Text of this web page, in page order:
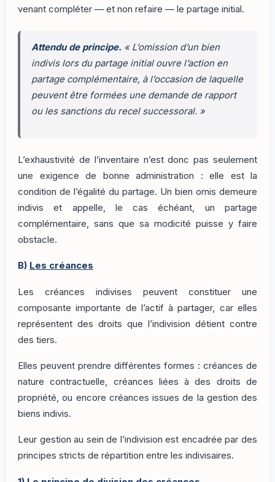
venant compléter — et non refaire — le partage initial.
Attendu de principe. « L’omission d’un bien
indivis lors du partage initial ouvre l’action en
partage complémentaire, à l’occasion de laquelle
peuvent être formées une demande de rapport
ou les sanctions du recel successoral. »
L’exhaustivité de l’inventaire n’est donc pas seulement
une exigence de bonne administration : elle est la
condition de l’égalité du partage. Un bien omis demeure
indivis et appelle, le cas échéant, un partage
complémentaire, sans que sa modicité puisse y faire
obstacle.
B) Les créances
Les créances indivises peuvent constituer une
composante importante de l’actif à partager, car elles
représentent des droits que l’indivision détient contre
des tiers.
Elles peuvent prendre différentes formes : créances de
nature contractuelle, créances liées à des droits de
propriété, ou encore créances issues de la gestion des
biens indivis.
Leur gestion au sein de l’indivision est encadrée par des
principes stricts de répartition entre les indivisaires.